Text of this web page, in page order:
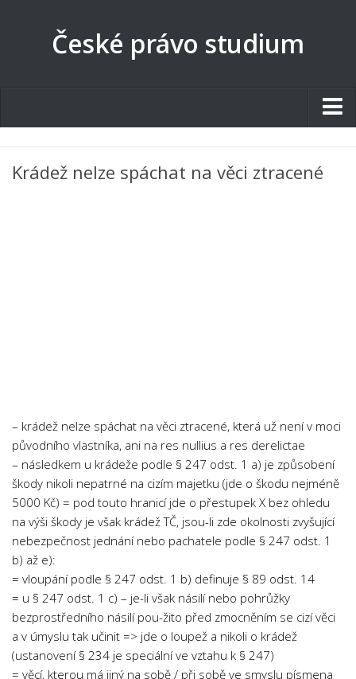
České právo studium
Tematické okruhy
Ekonomie
Fyzika
Informatika
Jazyky
Management
Marketing
Němčina
Občanská nauka
Pedagogika
Krádež nelze spáchat na věci ztracené
– krádež nelze spáchat na věci ztracené, která už není v moci
původního vlastníka, ani na res nullius a res derelictae
– následkem u krádeže podle § 247 odst. 1 a) je způsobení
škody nikoli nepatrné na cizím majetku (jde o škodu nejméně
5000 Kč) = pod touto hranicí jde o přestupek X bez ohledu
na výši škody je však krádež TČ, jsou-li zde okolnosti zvyšující
nebezpečnost jednání nebo pachatele podle § 247 odst. 1
b) až e):
= vloupání podle § 247 odst. 1 b) definuje § 89 odst. 14
= u § 247 odst. 1 c) – je-li však násilí nebo pohrůžky
bezprostředního násilí pou-žito před zmocněním se cizí věci
a v úmyslu tak učinit => jde o loupež a nikoli o krádež
(ustanovení § 234 je speciální ve vztahu k § 247)
= věcí, kterou má jiný na sobě / při sobě ve smyslu písmena